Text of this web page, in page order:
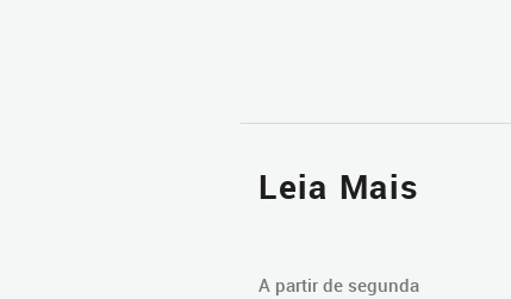
Leia Mais
A partir de segunda